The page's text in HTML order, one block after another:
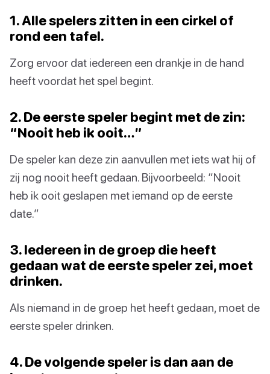
1. Alle spelers zitten in een cirkel of
rond een tafel.
Zorg ervoor dat iedereen een drankje in de hand
heeft voordat het spel begint.
2. De eerste speler begint met de zin:
“Nooit heb ik ooit…”
De speler kan deze zin aanvullen met iets wat hij of
zij nog nooit heeft gedaan. Bijvoorbeeld: “Nooit
heb ik ooit geslapen met iemand op de eerste
date.”
3. Iedereen in de groep die heeft
gedaan wat de eerste speler zei, moet
drinken.
Als niemand in de groep het heeft gedaan, moet de
eerste speler drinken.
4. De volgende speler is dan aan de